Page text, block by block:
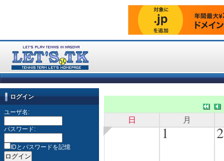
ログイン
ユーザ名:
パスワード:
IDとパスワードを記憶
日 月
1 2